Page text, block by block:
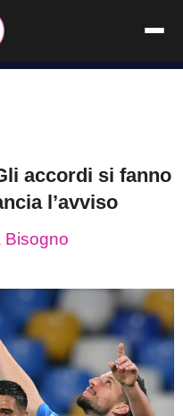
accordi si fanno
l’avviso
Bisogno